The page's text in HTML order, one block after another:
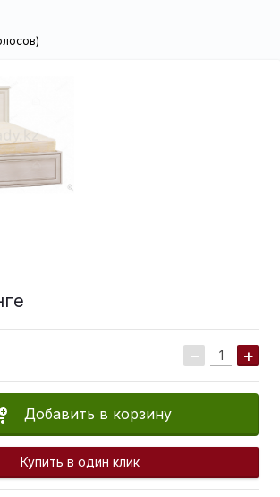
− +
Добавить в корзину
Купить в один клик